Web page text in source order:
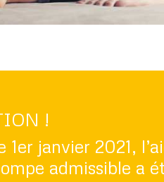
!
1er janvier 2021,
admissible a